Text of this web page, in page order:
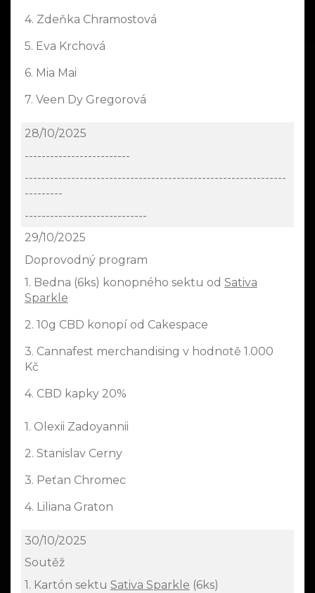
4. Zdeňka Chramostová
5. Eva Krchová
6. Mia Mai
7. Veen Dy Gregorová
28/10/2025
-------------------------
--------------------------------------------------------------
---------
-----------------------------
29/10/2025
Doprovodný program
1. Bedna (6ks) konopného sektu od Sativa
Sparkle
2. 10g CBD konopí od Cakespace
3. Cannafest merchandising v hodnotě 1.000
Kč
4. CBD kapky 20%
1. Olexii Zadoyannii
2. Stanislav Cerny
3. Peťan Chromec
4. Liliana Graton
30/10/2025
Soutěž
1. Kartón sektu Sativa Sparkle (6ks)